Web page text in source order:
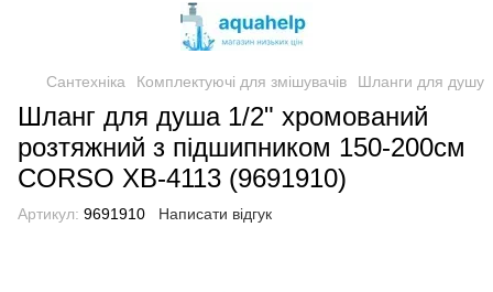
Сантехніка Комплектуючі для змішувачів Шланги для душу
Шланг для душа 1/2" хромований
розтяжний з підшипником 150-200см
CORSO XB-4113 (9691910)
Артикул: 9691910 Написати відгук